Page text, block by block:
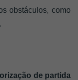
obstáculos, como
de partida